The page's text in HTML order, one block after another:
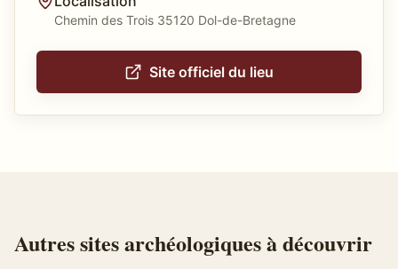
Chemin des Trois 35120 Dol-de-Bretagne
Site officiel du lieu
Autressites archéologiquesà découvrir